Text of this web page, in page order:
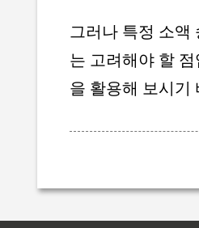
그러나 특정 소액
는 고려해야 할
을 활용해 보시기